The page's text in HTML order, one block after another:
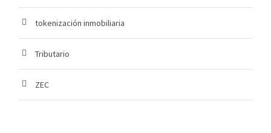
tokenización inmobiliaria
Tributario
ZEC